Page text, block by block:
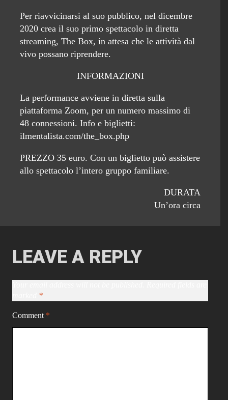
Per riavvicinarsi al suo pubblico, nel dicembre
2020 crea il suo primo spettacolo in diretta
streaming, The Box, in attesa che le attività dal
vivo possano riprendere.
INFORMAZIONI
La performance avviene in diretta sulla
piattaforma Zoom, per un numero massimo di
48 connessioni. Info e biglietti:
ilmentalista.com/the_box.php
PREZZO 35 euro. Con un biglietto può assistere
allo spettacolo l’intero gruppo familiare.
DURATA
Un’ora circa
LEAVE A REPLY
*
Comment *